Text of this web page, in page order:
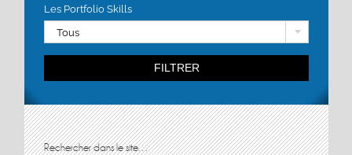
Les Portfolio Skills
Tous
FILTRER
Rechercher dans le site…